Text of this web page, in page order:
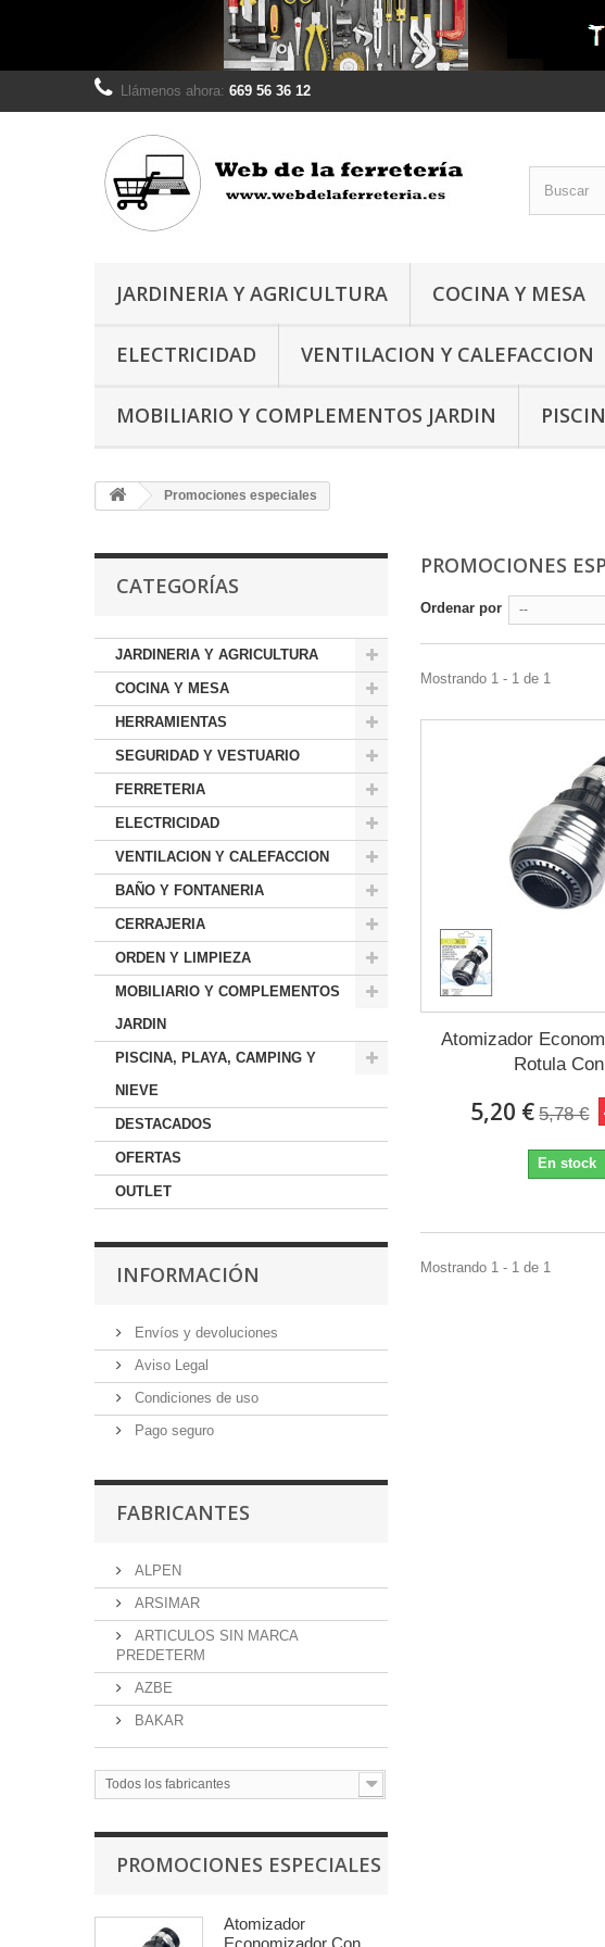
Llámenos ahora: 669 56 36 12
JARDINERIA Y AGRICULTURA COCINA Y MESA
ELECTRICIDAD VENTILACION Y CALEFACCION
MOBILIARIO Y COMPLEMENTOS JARDIN
Promociones especiales
CATEGORÍAS
JARDINERIA Y AGRICULTURA
COCINA Y MESA
HERRAMIENTAS
SEGURIDAD Y VESTUARIO
FERRETERIA
ELECTRICIDAD
VENTILACION Y CALEFACCION
BAÑO Y FONTANERIA
CERRAJERIA
ORDEN Y LIMPIEZA
MOBILIARIO Y COMPLEMENTOS
JARDIN
PISCINA, PLAYA, CAMPING Y
NIEVE
DESTACADOS
OFERTAS
OUTLET
INFORMACIÓN
Envíos y devoluciones
Aviso Legal
Condiciones de uso
Pago seguro
FABRICANTES
ALPEN
ARSIMAR
ARTICULOS SIN MARCA
PREDETERM
AZBE
BAKAR
Todos los fabricantes
PROMOCIONES ESPECIALES
Atomizador
Economizador Con
PROMOCIONES
Ordenar por --
Mostrando 1 - 1 de 1
Atomizador
Rotula
5,20 € 5,78 €
En stock
Mostrando 1 - 1 de 1